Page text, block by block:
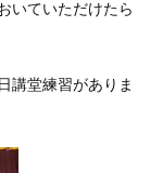
いていただけたら
講堂練習がありま